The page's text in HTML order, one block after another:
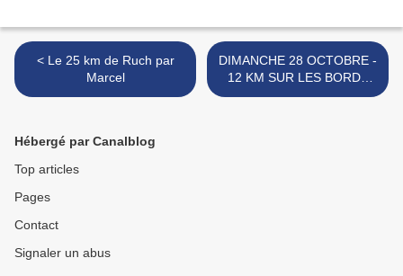
< Le 25 km de Ruch par
Marcel
DIMANCHE 28 OCTOBRE -
12 KM SUR LES BORDS
DU BASSIN : BOL D'AIR A
Hébergé par Canalblog
Top articles
Pages
Contact
Signaler un abus